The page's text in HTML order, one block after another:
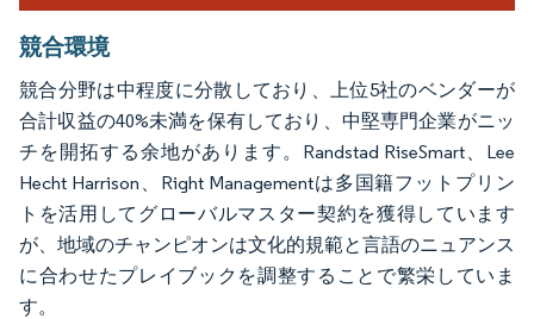
競合環境
競合分野は中程度に分散しており、上位5社のベンダーが
合計収益の40%未満を保有しており、中堅専門企業がニッ
チを開拓する余地があります。Randstad RiseSmart、Lee
Hecht Harrison、Right Managementは多国籍フットプリン
トを活用してグローバルマスター契約を獲得しています
が、地域のチャンピオンは文化的規範と言語のニュアンス
に合わせたプレイブックを調整することで繁栄していま
す。